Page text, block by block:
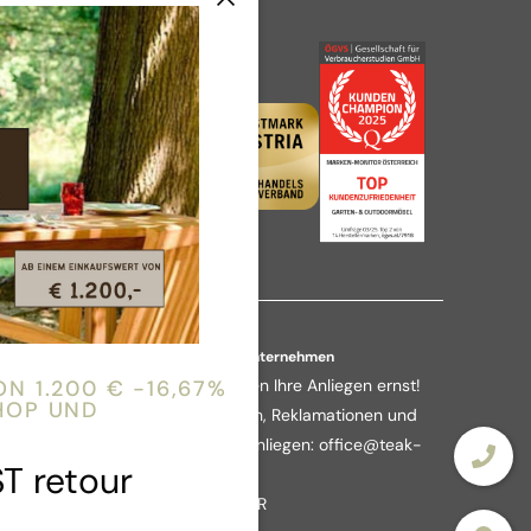
Über das Unternehmen
Wir nehmen Ihre Anliegen ernst!
Rückfragen, Reklamationen und
sonstige Anliegen: office@teak-
ODR
1.200 € -16,67%
UND
retour